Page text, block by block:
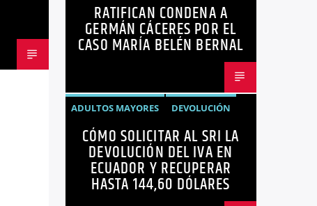
MARÍA BELÉN BERNAL
NOTICIAS
SEGURIDAD
RATIFICAN CONDENA A
GERMÁN CÁCERES POR EL
CASO MARÍA BELÉN BERNAL
ADULTOS MAYORES
DEVOLUCIÓN
ECUADOR
NEGOCIOS
NOTICIAS
PERSONAS CON DISCAPACIDAD
CÓMO SOLICITAR AL SRI LA
DEVOLUCIÓN DEL IVA EN
ECUADOR Y RECUPERAR
HASTA 144,60 DÓLARES